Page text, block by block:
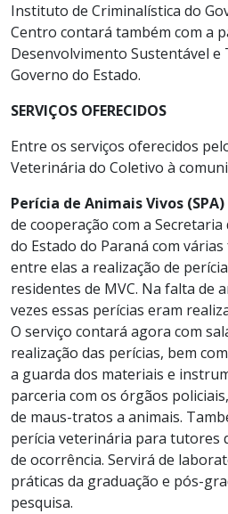
Instituto de Criminalística do
Centro contará também com a
Desenvolvimento Sustentável e
Governo do Estado.
SERVIÇOS OFERECIDOS
Entre os serviços oferecidos
Veterinária do Coletivo à
Perícia de Animais Vivos (SPA)
de cooperação com a Secretaria
do Estado do Paraná com
entre elas a realização de
residentes de MVC. Na falta de
vezes essas perícias eram
O serviço contará agora com
realização das perícias, bem
a guarda dos materiais e
parceria com os órgãos
de maus-tratos a animais.
perícia veterinária para tutores
de ocorrência. Servirá de
práticas da graduação e pós-
pesquisa.